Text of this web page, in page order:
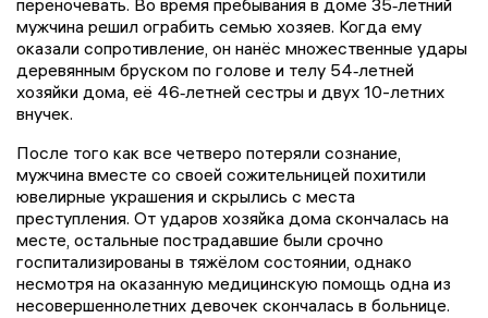
переночевать. Во время пребывания в доме 35‑летний
мужчина решил ограбить семью хозяев. Когда ему
оказали сопротивление, он нанёс множественные удары
деревянным бруском по голове и телу 54‑летней
хозяйки дома, её 46‑летней сестры и двух 10-летних
внучек.
После того как все четверо потеряли сознание,
мужчина вместе со своей сожительницей похитили
ювелирные украшения и скрылись с места
преступления. От ударов хозяйка дома скончалась на
месте, остальные пострадавшие были срочно
госпитализированы в тяжёлом состоянии, однако
несмотря на оказанную медицинскую помощь одна из
несовершеннолетних девочек скончалась в больнице.